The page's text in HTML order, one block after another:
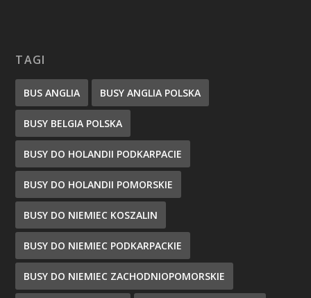
TAGI
BUS ANGLIA BUSY ANGLIA POLSKA
BUSY BELGIA POLSKA
BUSY DO HOLANDII PODKARPACIE
BUSY DO HOLANDII POMORSKIE
BUSY DO NIEMIEC KOSZALIN
BUSY DO NIEMIEC PODKARPACKIE
BUSY DO NIEMIEC ZACHODNIOPOMORSKIE